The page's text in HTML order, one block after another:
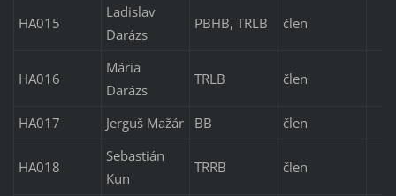
HA015
Ladislav
Darázs
PBHB, TRLB člen
HA016
Mária
Darázs
TRLB člen
HA017 Jerguš Mažár BB člen
HA018
Sebastián
Kun
TRRB člen